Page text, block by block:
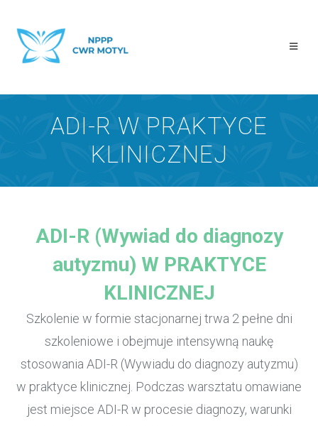
ADI-R W PRAKTYCE
KLINICZNEJ
ADI-R (Wywiad do diagnozy
autyzmu) W PRAKTYCE
KLINICZNEJ
Szkolenie w formie stacjonarnej trwa 2 pełne dni
szkoleniowe i obejmuje intensywną naukę
stosowania ADI-R (Wywiadu do diagnozy autyzmu)
w praktyce klinicznej. Podczas warsztatu omawiane
jest miejsce ADI-R w procesie diagnozy, warunki